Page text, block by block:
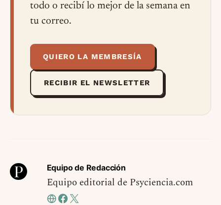
todo o recibí lo mejor de la semana en
tu correo.
QUIERO LA MEMBRESÍA
RECIBIR EL NEWSLETTER
Equipo de Redacción
Equipo editorial de Psyciencia.com